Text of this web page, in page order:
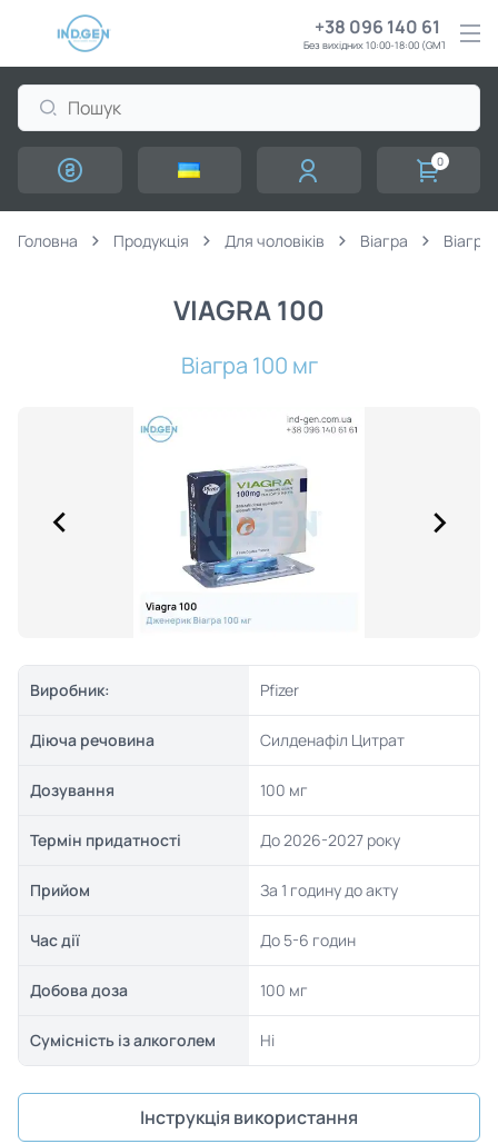
+38 096 140 61 61
Без вихідних 10:00-18:00 (GMT+3)
0
Головна Продукція Для чоловіків Віагра Віагра
VIAGRA 100
Віагра 100 мг
Виробник: Pfizer
Діюча речовина Силденафіл Цитрат
Дозування 100 мг
Термін придатності До 2026-2027 року
Прийом За 1 годину до акту
Час дії До 5-6 годин
Добова доза 100 мг
Сумісність із алкоголем Ні
Інструкція використання